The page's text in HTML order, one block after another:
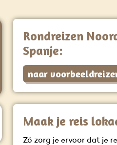
Rondreizen
Spanje:
naar
Maak je reis
Zó zorg je ervoor dat je